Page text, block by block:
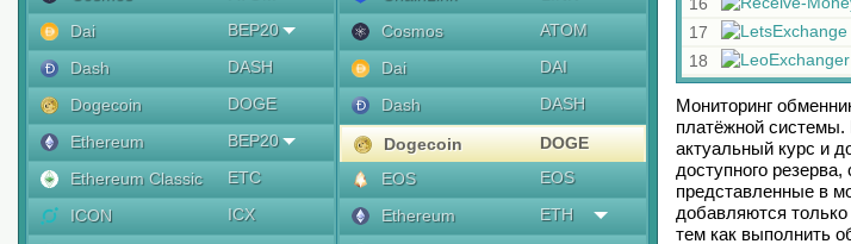
Dai
BEP20
Dash
DASH
Dogecoin
DOGE
Ethereum
BEP20
Ethereum Classic
ETC
ICON
ICX
Cosmos
ATOM
Dai
DAI
Dash
DASH
Dogecoin
DOGE
EOS
EOS
Ethereum
ETH
17
18
Мониторинг
платёжной системы.
актуальный курс и
доступного
представленные в
добавляются
тем как выполнить